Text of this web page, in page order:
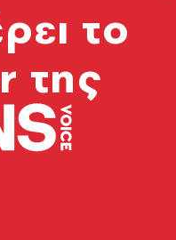
το
της